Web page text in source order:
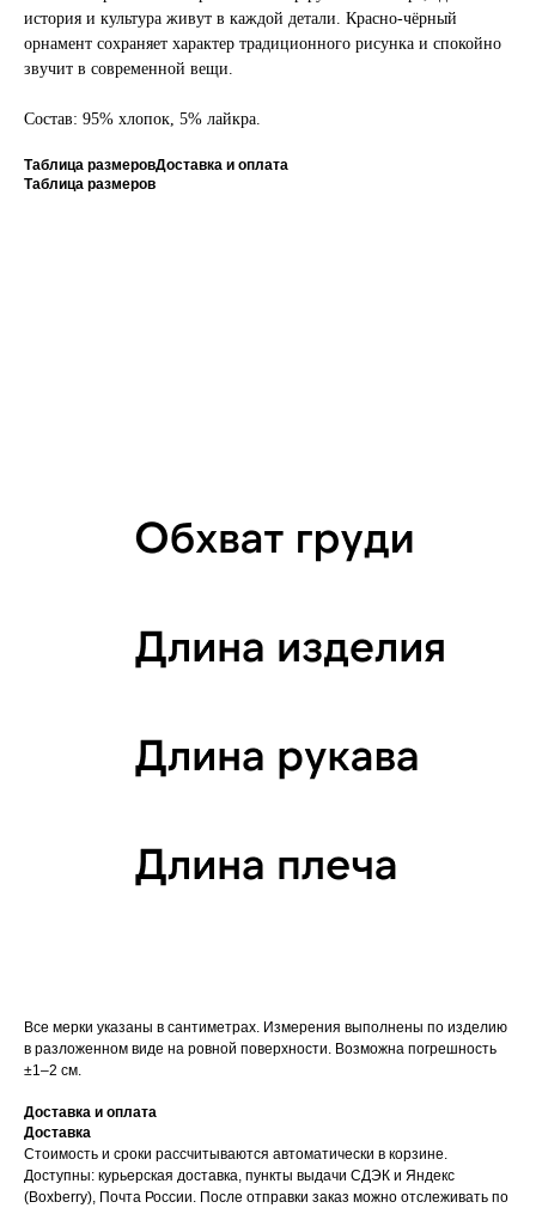
история и культура живут в каждой детали. Красно-чёрный
орнамент сохраняет характер традиционного рисунка и спокойно
звучит в современной вещи.
Состав: 95% хлопок, 5% лайкра.
Таблица размеровДоставка и оплата
Таблица размеров
Все мерки указаны в сантиметрах. Измерения выполнены по изделию
в разложенном виде на ровной поверхности. Возможна погрешность
±1–2 см.
Доставка и оплата
Доставка
Стоимость и сроки рассчитываются автоматически в корзине.
Доступны: курьерская доставка, пункты выдачи СДЭК и Яндекс
(Boxberry), Почта России. После отправки заказ можно отслеживать по